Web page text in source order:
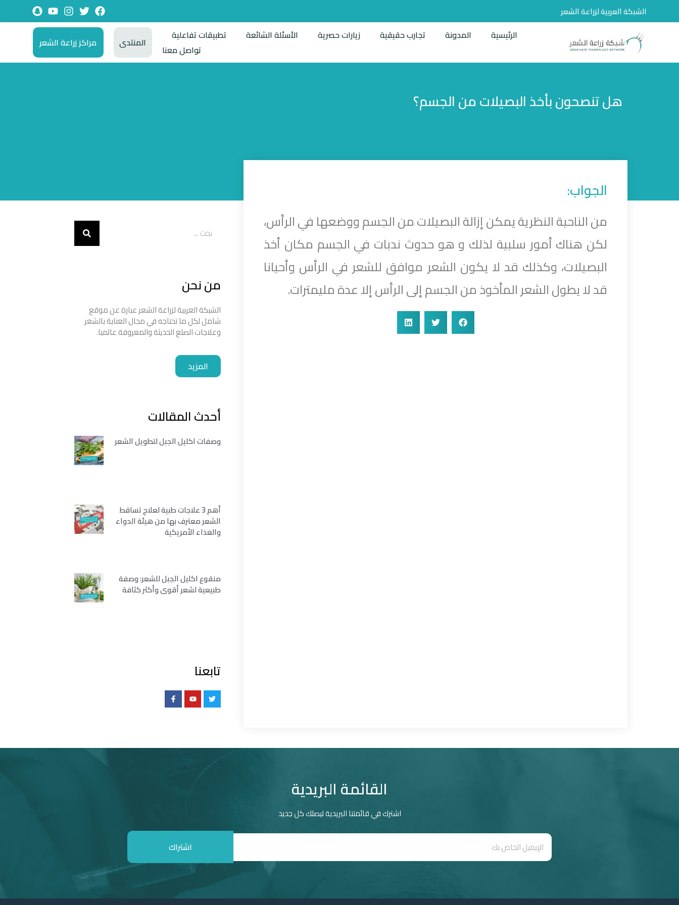
الشبكة العربية لزراعة الشعر
الرئيسية المدونة تجارب حقيقية زيارات حصرية الأسئلة الشائعة
تطبيقات تفاعلية
تواصل معنا
المنتدى مراكز زراعة الشعر
هل تنصحون بأخذ البصيلات من الجسم؟
الجواب:
من الناحية النظرية يمكن إزالة البصيلات من الجسم ووضعها في الرأس،
لكن هناك أمور سلبية لذلك و هو حدوث ندبات في الجسم مكان أخذ
البصيلات، وكذلك قد لا يكون الشعر موافق للشعر في الرأس وأحيانا
قد لا يطول الشعر المأخوذ من الجسم إلى الرأس إلا عدة مليمترات.
من نحن
الشبكة العربية لزراعة الشعر عبارة عن موقع
شامل لكل ما تحتاجه في مجال العناية بالشعر
وعلاجات الصلع الحديثة والمعروفة عالميا.
المزيد
أحدث المقالات
وصفات اكليل الجبل لتطويل الشعر
أهم 3 علاجات طبية لعلاج تساقط
الشعر معترف بها من هيئة الدواء
والغذاء الأمريكية
منقوع اكليل الجبل للشعر: وصفة
طبيعية لشعر أقوى وأكثر كثافة
تابعنا
القائمة البريدية
اشترك في قائمتنا البريدية ليصلك كل جديد
اشتراك